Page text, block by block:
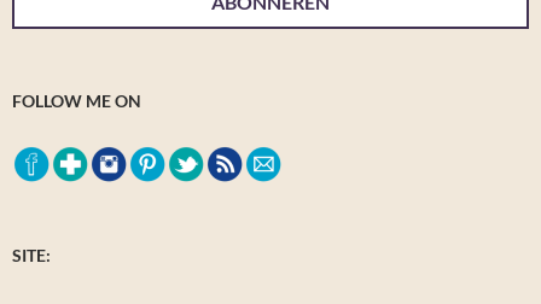
FOLLOW ME ON
SITE: